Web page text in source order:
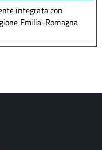
integrata con
Emilia-Romagna